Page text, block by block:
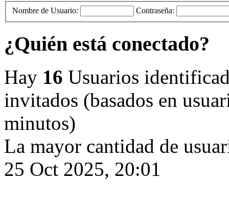
Nombre de Usuario: Contraseña:
¿Quién está conectado?
Hay 16 Usuarios
invitados (basados en
minutos)
La mayor cantidad de
25 Oct 2025, 20:01